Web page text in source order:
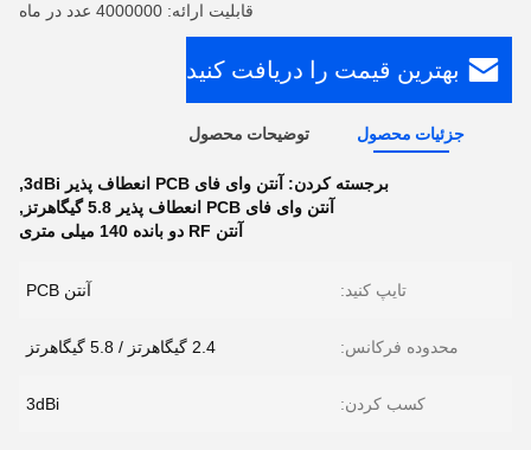
قابلیت ارائه: 4000000 عدد در ماه
بهترین قیمت را دریافت کنید
جزئیات محصول توضیحات محصول
برجسته کردن: آنتن وای فای PCB انعطاف پذیر 3dBi
,
آنتن وای فای PCB انعطاف پذیر 5.8 گیگاهرتز
,
آنتن RF دو بانده 140 میلی متری
تایپ کنید: آنتن PCB
محدوده فرکانس: 2.4 گیگاهرتز / 5.8 گیگاهرتز
کسب کردن: 3dBi